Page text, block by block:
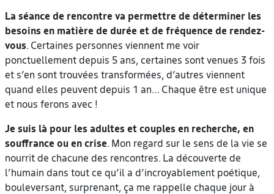
La séance de rencontre va permettre de déterminer les
besoins en matière de durée et de fréquence de rendez-
vous. Certaines personnes viennent me voir
ponctuellement depuis 5 ans, certaines sont venues 3 fois
et s’en sont trouvées transformées, d’autres viennent
quand elles peuvent depuis 1 an… Chaque être est unique
et nous ferons avec !
Je suis là pour les adultes et couples en recherche, en
souffrance ou en crise. Mon regard sur le sens de la vie se
nourrit de chacune des rencontres. La découverte de
l’humain dans tout ce qu’il a d’incroyablement poétique,
bouleversant, surprenant, ça me rappelle chaque jour à